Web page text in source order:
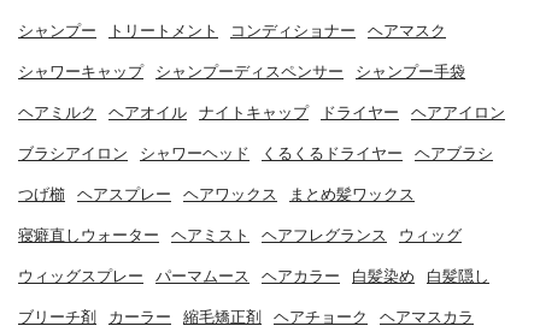
シャンプー トリートメント コンディショナー ヘアマスク
シャワーキャップ シャンプーディスペンサー シャンプー手袋
ヘアミルク ヘアオイル ナイトキャップ ドライヤー ヘアアイロン
ブラシアイロン シャワーヘッド くるくるドライヤー ヘアブラシ
つげ櫛 ヘアスプレー ヘアワックス まとめ髪ワックス
寝癖直しウォーター ヘアミスト ヘアフレグランス ウィッグ
ウィッグスプレー パーマムース ヘアカラー 白髪染め 白髪隠し
ブリーチ剤 カーラー 縮毛矯正剤 ヘアチョーク ヘアマスカラ